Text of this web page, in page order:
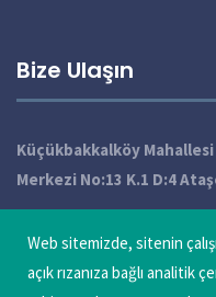
Web sitemizde, sitenin
açık rızanıza bağlı analitik
Bize Ulaşın
Küçükbakkalköy Mahallesi
Merkezi No:13 K.1 D:4